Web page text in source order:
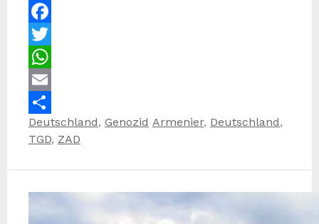
Facebook
Twitter
WhatsApp
Email
Teilen
Kategorien
Deutschland, Genozid Schlagwörter
Armenier, Deutschland,
TGD, ZAD